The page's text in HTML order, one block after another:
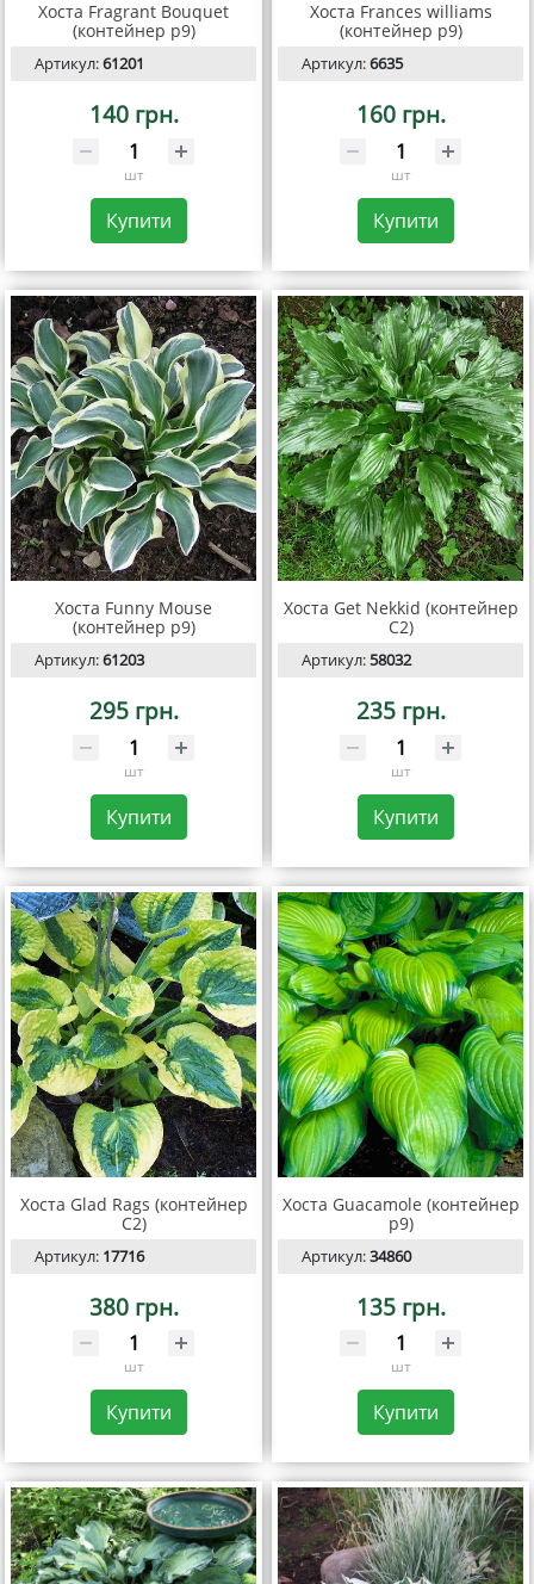
Хоста Fragrant Bouquet
(контейнер р9)
Артикул:61201
140 грн.
шт
Купити
Хоста Frances williams
(контейнер р9)
Артикул:6635
160 грн.
шт
Купити
Хоста Funny Mouse
(контейнер р9)
Артикул:61203
295 грн.
шт
Купити
Хоста Get Nekkid (контейнер
С2)
Артикул:58032
235 грн.
шт
Купити
Хоста Glad Rags (контейнер
С2)
Артикул: 17716
380 грн.
шт
Купити
Хоста Guacamole (контейнер
р9)
Артикул:34860
135 грн.
шт
Купити